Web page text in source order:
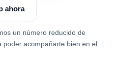
ahora
un número reducido de
poder acompañarte bien en el